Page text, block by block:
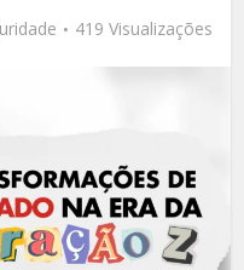
419 Visualizações